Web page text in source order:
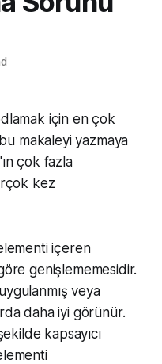
için en çok
makaleyi yazmaya
çok fazla
kez
içeren
genişlememesidir.
veya
daha iyi görünür.
kapsayıcı